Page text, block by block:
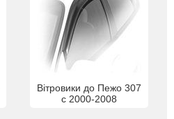
Вітровики до Пежо 307
с 2000-2008